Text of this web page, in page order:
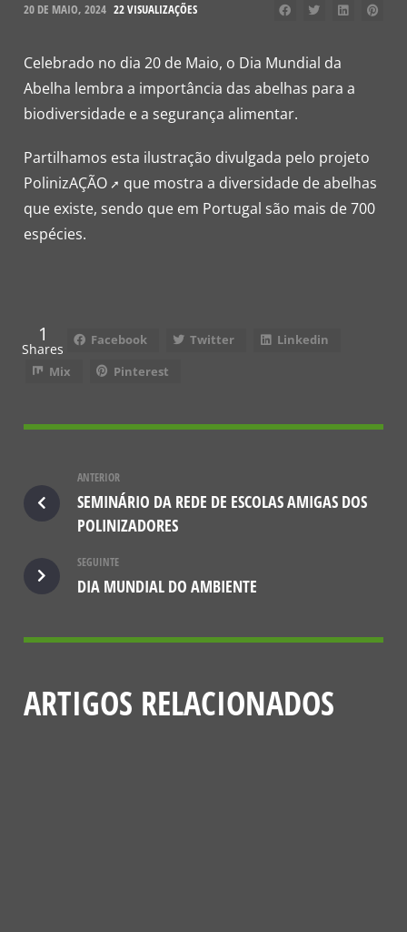
20 DE MAIO, 2024 22 VISUALIZAÇÕES
Celebrado no dia 20 de Maio, o Dia Mundial da
Abelha lembra a importância das abelhas para a
biodiversidade e a segurança alimentar.
Partilhamos esta ilustração divulgada pelo projeto
PolinizAÇÃO
que mostra a diversidade de abelhas
que existe, sendo que em Portugal são mais de 700
espécies.
1
Shares
Facebook Twitter
Linkedin
Mix
Pinterest
ANTERIOR
SEMINÁRIO DA REDE DE ESCOLAS AMIGAS DOS
POLINIZADORES
SEGUINTE
DIA MUNDIAL DO AMBIENTE
ARTIGOS RELACIONADOS